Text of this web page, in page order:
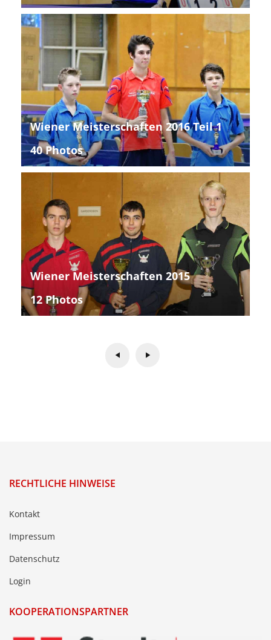
Wiener Meisterschaften 2016 Teil 1
40 Photos
Wiener Meisterschaften 2015
12 Photos
RECHTLICHE HINWEISE
Kontakt
Impressum
Datenschutz
Login
KOOPERATIONSPARTNER